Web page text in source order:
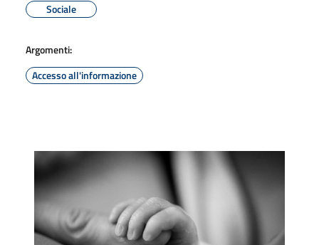
Sociale
Argomenti:
Accesso all'informazione